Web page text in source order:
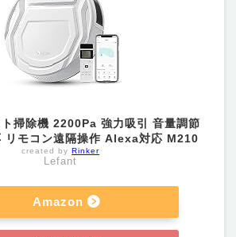
掃除機 2200Pa 強力吸引 音量調節
モコン遠隔操作 Alexa対応 M210
created byRinker
Lefant
Amazon